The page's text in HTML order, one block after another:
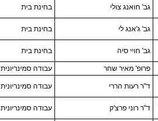
גב' חואנג צולי בחינת בית
גב' ג'אנג לי בחינת בית
גב' חויי סיה בחינת בית
פרופ' מאיר שחר עבודה סמינריונית
ד"ר רעות הררי עבודה סמינריונית
ד"ר רוני פרצ'ק עבודה סמינריונית